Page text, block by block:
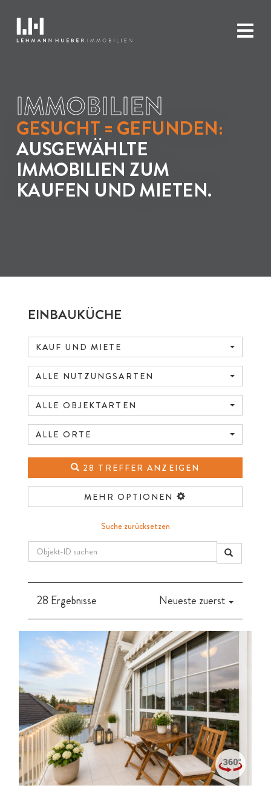
IMMOBILIEN
GESUCHT = GEFUNDEN:
AUSGEWÄHLTE
IMMOBILIEN ZUM
KAUFEN UND MIETEN.
EINBAUKÜCHE
KAUF UND MIETE
ALLE NUTZUNGSARTEN
ALLE OBJEKTARTEN
ALLE ORTE
28 TREFFER ANZEIGEN
MEHR OPTIONEN
Suche zurücksetzen
28 Ergebnisse Neueste zuerst